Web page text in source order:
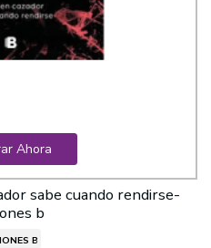
Ahora
sabe cuando rendirse-
b
B